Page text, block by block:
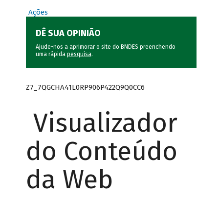
Ações
DÊ SUA OPINIÃO
Ajude-nos a aprimorar o site do BNDES preenchendo
uma rápida pesquisa.
Z7_7QGCHA41L0RP906P422Q9Q0CC6
Visualizador
do Conteúdo
da Web